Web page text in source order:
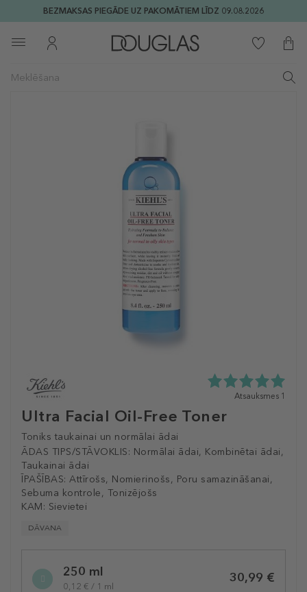
BEZMAKSAS PIEGĀDE UZ PAKOMĀTIEM LĪDZ 09.08.2026
Ultra Facial Oil-Free Toner
Toniks taukainai un normālai ādai
ĀDAS TIPS/STĀVOKLIS: Normālai ādai, Kombinētai ādai,
Taukainai ādai
ĪPAŠĪBAS: Attīrošs, Nomierinošs, Poru samazināšanai,
Sebuma kontrole, Tonizējošs
KAM: Sievietei
DĀVANA
5.0
1
Atsauksmes 1
variation250 ml
0,12 € / 1 ml
30,99 €